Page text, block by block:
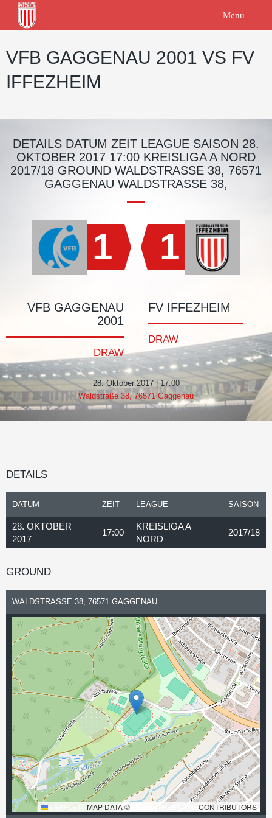
Menu ≡
VFB GAGGENAU 2001 VS FV
IFFEZHEIM
DETAILS DATUM ZEIT LEAGUE SAISON 28.
OKTOBER 2017 17:00 KREISLIGA A NORD
2017/18 GROUND WALDSTRASSE 38, 76571 G
AGGENAU WALDSTRASSE 38,
1
VFB GAGGENAU
2001
DRAW
1
FV IFFEZHEIM
DRAW
28. Oktober 2017 | 17:00
Waldstraße 38, 76571 Gaggenau
DETAILS
DATUM ZEIT LEAGUE SAISON
28. OKTOBER
2017
17:00
KREISLIGA A
NORD
2017/18
GROUND
WALDSTRASSE 38, 76571 GAGGENAU
LEAFLET | MAP DATA © OPENSTREETMAP CONTRIBUTORS